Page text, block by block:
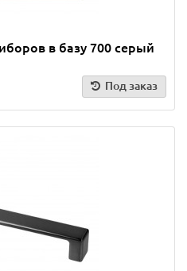
в базу 700 серый
Под заказ